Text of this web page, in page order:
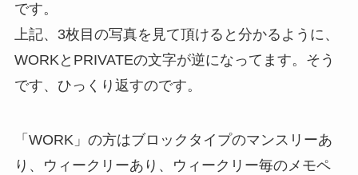
です。
上記、3枚目の写真を見て頂けると分かるように、
WORKとPRIVATEの文字が逆になってます。そう
です、ひっくり返すのです。
「WORK」の方はブロックタイプのマンスリーあ
り、ウィークリーあり、ウィークリー毎のメモペ